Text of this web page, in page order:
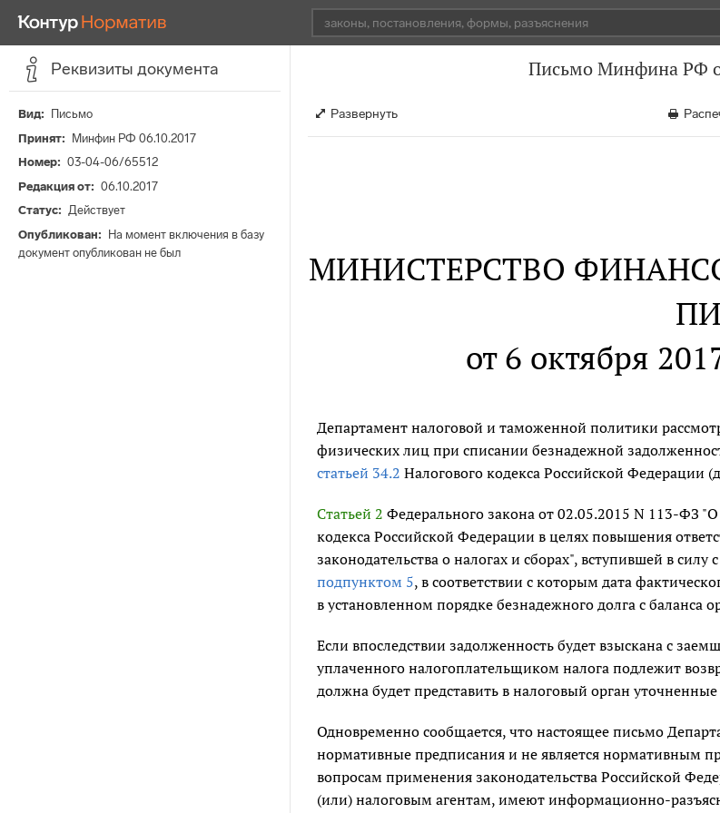
Реквизиты документа
Вид
Письмо
Принят
Минфин РФ 06.10.2017
Номер
03-04-06/65512
Редакция от
06.10.2017
Статус
Действует
Опубликован
На момент включения в базу
документ опубликован не был
Письмо Минфина РФ
Развернуть
МИНИСТЕРСТВО
от 6 октября
Департамент налоговой и таможенной политики
физических лиц при списании безнадежной
статьей 34.2 Налогового кодекса Российской Федерации
Статьей 2 Федерального закона от 02.05.2015 N 113-ФЗ
кодекса Российской Федерации в целях повышения
законодательства о налогах и сборах", вступившей в
подпунктом 5, в соответствии с которым дата
в установленном порядке безнадежного долга с баланса
Если впоследствии задолженность будет взыскана с
уплаченного налогоплательщиком налога подлежит
должна будет представить в налоговый орган уточненные
Одновременно сообщается, что настоящее письмо
нормативные предписания и не является нормативным
вопросам применения законодательства Российской
(или) налоговым агентам, имеют информационно-